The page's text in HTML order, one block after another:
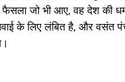
जो भी आए, वह देश की
के लिए लंबित है, और वसंत